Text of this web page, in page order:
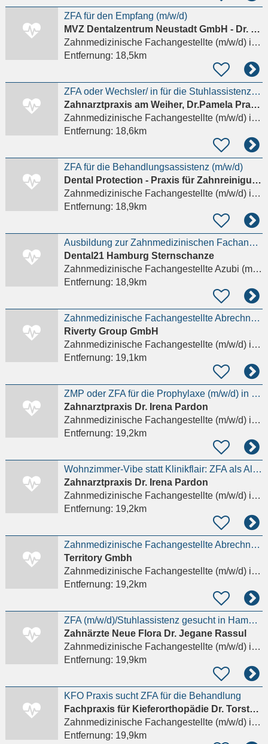
ZFA für den Empfang (m/w/d)
MVZ Dentalzentrum Neustadt GmbH - Dr. Karin Fiedler Dr. Michael Rusetzki Zahnärzte
Zahnmedizinische Fachangestellte (m/w/d)in Hamburg
Entfernung: 18,5km
ZFA oder Wechsler/ in für die Stuhlassistenz im schönen Eimsbüttel gesucht
Zahnarztpraxis am Weiher, Dr.Pamela Pratsch
Zahnmedizinische Fachangestellte (m/w/d)in Hamburg, Eimsbüttel
Entfernung: 18,6km
ZFA für die Behandlungsassistenz (m/w/d)
Dental Protection - Praxis für Zahnreinigung und Prophylaxe
Zahnmedizinische Fachangestellte (m/w/d)in Hamburg, Eimsbüttel
Entfernung: 18,9km
Ausbildung zur Zahnmedizinischen Fachangestellten - ZFA (m/w/d)
Dental21 Hamburg Sternschanze
Zahnmedizinische Fachangestellte Azubi (m/w/d)
Entfernung: 18,9km
Zahnmedizinische Fachangestellte Abrechnung (m/w/d)
Riverty Group GmbH
Zahnmedizinische Fachangestellte (m/w/d)in Hamburg
Entfernung: 19,1km
ZMP oder ZFA für die Prophylaxe (m/w/d) in Wohlfühlpraxis gesucht!
Zahnarztpraxis Dr. Irena Pardon
Zahnmedizinische Fachangestellte (m/w/d)in Hamburg, Eimsbüttel
Entfernung: 19,2km
Wohnzimmer-Vibe statt Klinikflair: ZFA als Allrounderin (m/w/d) gesucht!
Zahnarztpraxis Dr. Irena Pardon
Zahnmedizinische Fachangestellte (m/w/d)in Hamburg, Eimsbüttel
Entfernung: 19,2km
Zahnmedizinische Fachangestellte Abrechnung (m/w/d)
Territory Gmbh
Zahnmedizinische Fachangestellte (m/w/d)in Hamburg
Entfernung: 19,2km
ZFA (m/w/d)/Stuhlassistenz gesucht in Hamburg Altona an der S-Holstenstraße
Zahnärzte Neue Flora Dr. Jegane Rassul
Zahnmedizinische Fachangestellte (m/w/d)in Hamburg
Entfernung: 19,9km
KFO Praxis sucht ZFA für die Behandlung
Fachpraxis für Kieferorthopädie Dr. Torsten Grande
Zahnmedizinische Fachangestellte (m/w/d)in Hamburg
Entfernung: 19,9km